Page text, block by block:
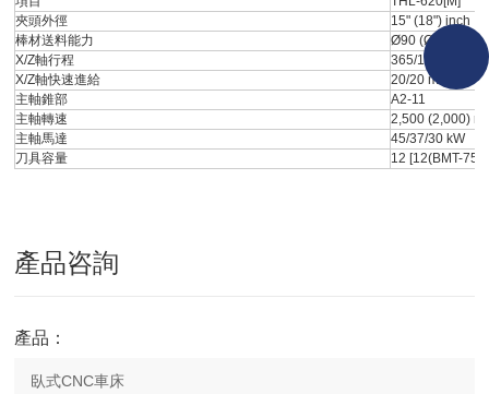
夾頭外徑
15" (18") inch
棒材送料能力
Ø90 (Ø116) mm
X/Z軸行程
365/1,200 mm
X/Z軸快速進給
20/20 m/min
主軸錐部
A2-11
主軸轉速
2,500 (2,000)
主軸馬達
45/37/30 kW
刀具容量
12 [12(BMT-75)]
產品咨詢
產品：